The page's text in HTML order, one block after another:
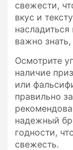
свежести,
вкус и
важно
Осмотрите
наличие
или
правильно
надежный
годности,
свежесть.